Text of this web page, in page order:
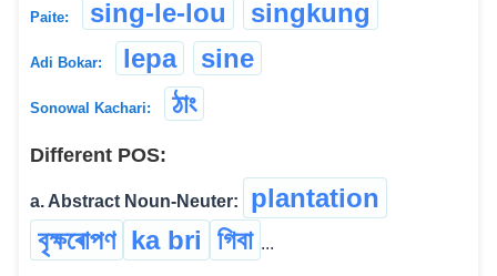
Paite: sing-le-lou singkung
Adi Bokar: lepa sine
Sonowal Kachari: ঠাং
Different POS:
a. Abstract Noun-Neuter:
plantation
বৃক্ষৰোপণ ka bri গিবা ...